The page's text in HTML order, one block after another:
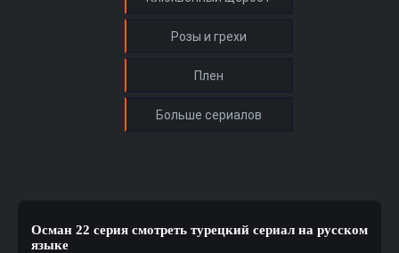
Осман 22 серия смотреть турецкий сериал на русском
языке